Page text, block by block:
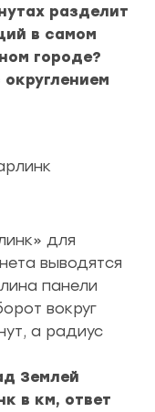
разделит
в самом
городе?
для
выводятся
панели
вокруг
а радиус
Землей
в км, ответ